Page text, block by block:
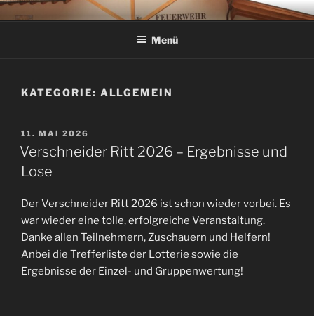
Zum
InhaltFEUERWEHR VERSCHNEID
Menü
KATEGORIE: ALLGEMEIN
VERÖFFENTLICHT
AM
11. MAI 2026
Verschneider Ritt 2026 – Ergebnisse und
Lose
Der Verschneider Ritt 2026 ist schon wieder vorbei. Es
war wieder eine tolle, erfolgreiche Veranstaltung.
Danke allen Teilnehmern, Zuschauern und Helfern!
Anbei die Trefferliste der Lotterie sowie die
Ergebnisse der Einzel- und Gruppenwertung!